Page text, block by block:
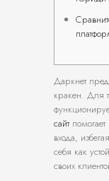
Даркнет
кракен. Для
сайт
входа,
себя как
своих